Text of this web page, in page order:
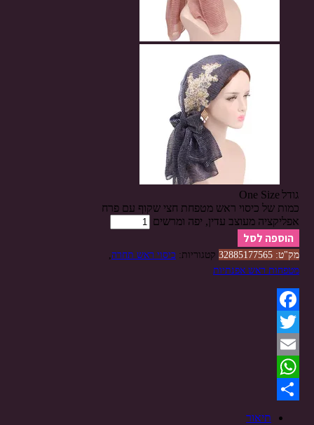
גודל One Size
כמות של כיסוי ראש מטפחת חצי שקוף עם פרח
אפליקציה מעוצב עדין, יפה ומרשים
הוספה לסל
מק"ט: 32885177565 קטגוריות: כיסוי ראש תחרה,
מטפחות ראש אפנתיות
Facebook
Twitter
Email
WhatsApp
תיאור